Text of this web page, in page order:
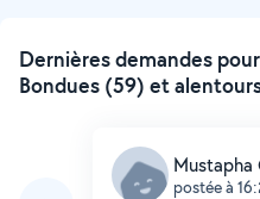
Dernières demandes
Bondues (59) et
Mustapha
postée à